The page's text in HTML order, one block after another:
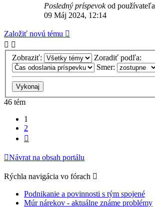
Posledný príspevokod používateľa
09 Máj 2024, 12:14
Založiť novú tému
Zobraziť:
Zoradiť podľa:
Smer:
46 tém
1
2
Návrat na obsah portálu
Rýchla navigácia vo fórach
Podnikanie a povinnosti s tým spojené
Múr nárekov - aktuálne známe problémy